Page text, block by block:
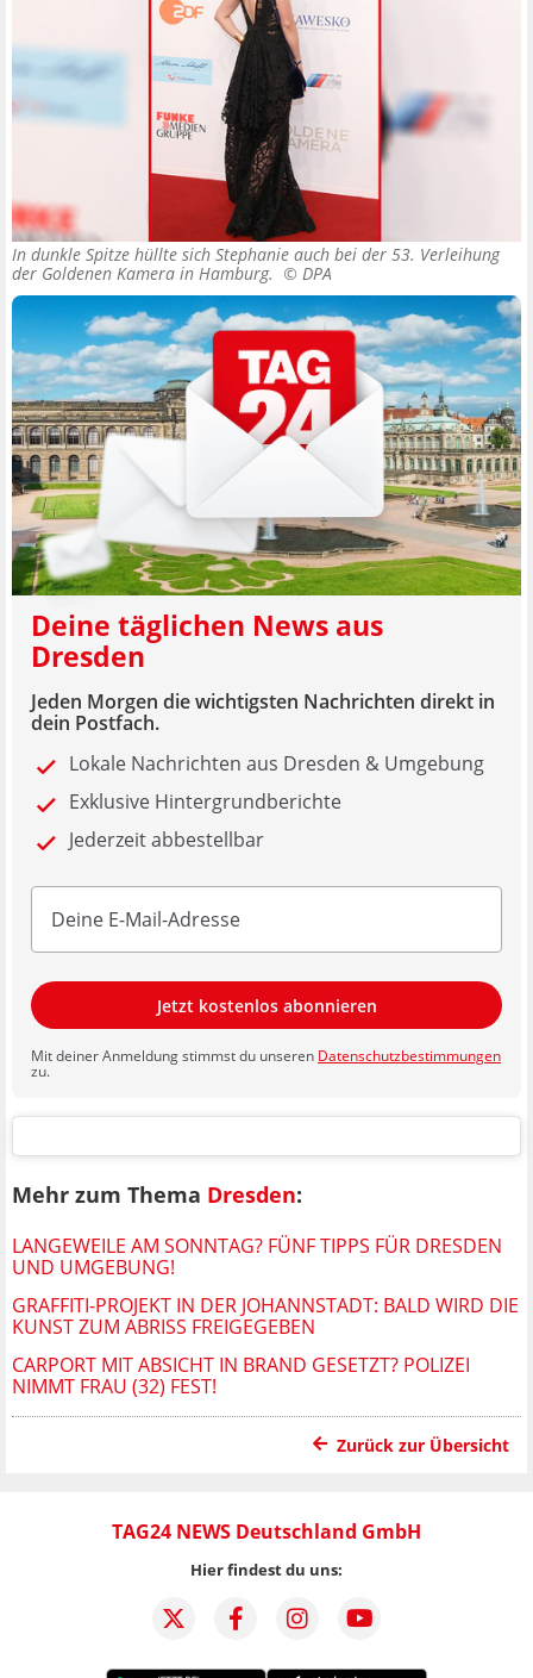
In dunkle Spitze hüllte sich Stephanie auch bei der 53. Verleihung
der Goldenen Kamera in Hamburg. © DPA
Deine täglichen News aus
Dresden
Jeden Morgen die wichtigsten Nachrichten direkt in
dein Postfach.
Lokale Nachrichten aus Dresden & Umgebung
Exklusive Hintergrundberichte
Jederzeit abbestellbar
Jetzt kostenlos abonnieren
Mit deiner Anmeldung stimmst du unseren Datenschutzbestimmungen
zu.
Mehr zum Thema Dresden:
LANGEWEILE AM SONNTAG? FÜNF TIPPS FÜR DRESDEN
UND UMGEBUNG!
GRAFFITI-PROJEKT IN DER JOHANNSTADT: BALD WIRD DIE
KUNST ZUM ABRISS FREIGEGEBEN
CARPORT MIT ABSICHT IN BRAND GESETZT? POLIZEI
NIMMT FRAU (32) FEST!
Zurück zur Übersicht
TAG24 NEWS Deutschland GmbH
Hier findest du uns: